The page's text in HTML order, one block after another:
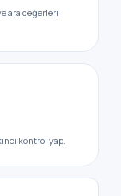
ara değerleri
kontrol yap.